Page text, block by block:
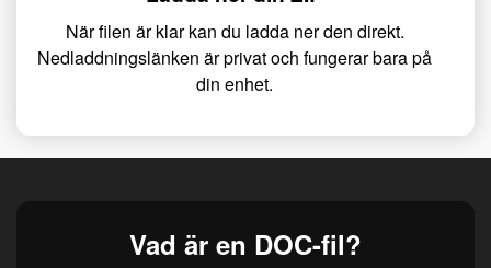
När filen är klar kan du ladda ner den direkt.
Nedladdningslänken är privat och fungerar bara på
din enhet.
Vad är en DOC-fil?